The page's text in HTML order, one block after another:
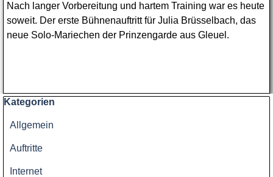
Nach langer Vorbereitung und hartem Training war es heute
soweit. Der erste Bühnenauftritt für Julia Brüsselbach, das
neue Solo-Mariechen der Prinzengarde aus Gleuel.
Block überspringen Kategorien
Kategorien
Allgemein
Auftritte
Internet